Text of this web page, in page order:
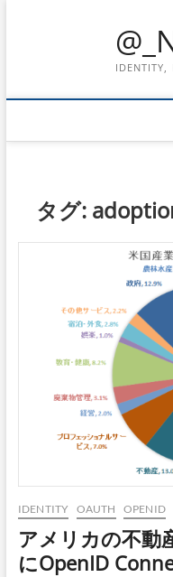
IDENTITY,
タグ:
IDENTITY OAUTH OPENID
アメリカの不動
にOpenID